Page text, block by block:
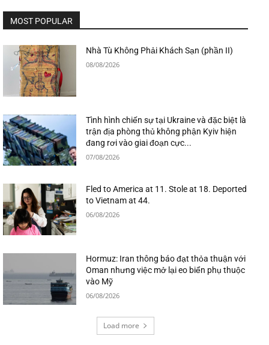
MOST POPULAR
Nhà Tù Không Phải Khách Sạn (phần II)
08/08/2026
Tình hình chiến sự tại Ukraine và đặc biệt là
trận địa phòng thủ không phận Kyiv hiện
đang rơi vào giai đoạn cực...
07/08/2026
Fled to America at 11. Stole at 18. Deported
to Vietnam at 44.
06/08/2026
Hormuz: Iran thông báo đạt thỏa thuận với
Oman nhưng việc mở lại eo biển phụ thuộc
vào Mỹ
06/08/2026
Load more